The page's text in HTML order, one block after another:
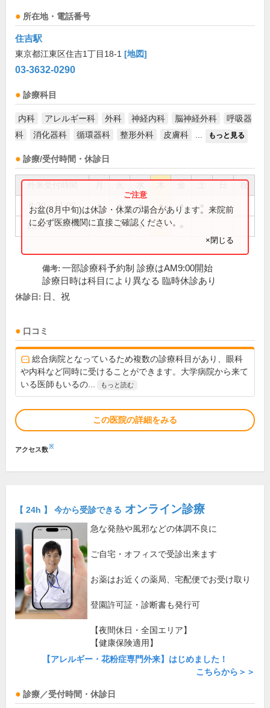
所在地・電話番号
住吉駅
東京都江東区住吉1丁目18-1 [地図]
03-3632-0290
診療科目
内科 アレルギー科 外科 神経内科 脳神経外科
呼吸器
科
消化器科 循環器科 整形外科 皮膚科 もっと見る
診療/受付時間・休診日
祝
8:30～11:00 ● ● ● ● ●
13:00～16:00 ● ● ● ●
お盆(8月中旬)は休診・休業の場合があります。来院前
に必ず医療機関に直接ご確認ください。
×閉じる
備考: 一部診療科予約制 診療はAM9:00開始
診療日時は科目により異なる 臨時休診あり
休診日: 日、祝
口コミ
総合病院となっているため複数の診療科目があり、眼科
や内科など同時に受けることができます。大学病院から来て
いる医師もいるの...
もっと読む
この医院の詳細をみる
アクセス数※
【 24h 】 今から受診できる オンライン診療
急な発熱や風邪などの体調不良に
ご自宅・オフィスで受診出来ます
お薬はお近くの薬局、宅配便でお受け取り
登園許可証・診断書も発行可
【夜間休日・全国エリア】
【健康保険適用】
【アレルギー・花粉症専門外来】はじめました！
こちらから＞＞
診療／受付時間・休診日